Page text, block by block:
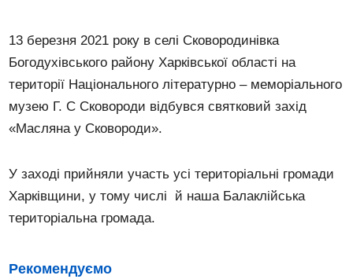
13 березня 2021 року в селі Сковородинівка
Богодухівського району Харківської області на
території Національного літературно – меморіального
музею Г. С Сковороди відбувся святковий захід
«Масляна у Сковороди».
У заході прийняли участь усі територіальні громади
Харківщини, у тому числі й наша Балаклійська
територіальна громада.
Рекомендуємо